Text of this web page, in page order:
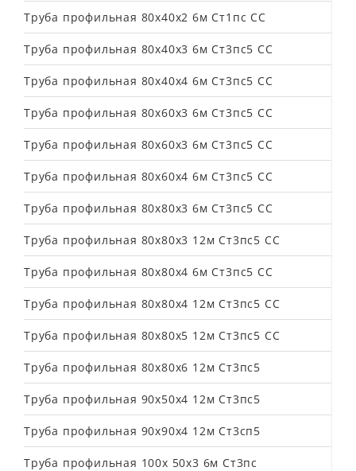
Труба профильная 80х40х2 6м Ст1пс СС
Труба профильная 80х40х3 6м Ст3пс5 СС
Труба профильная 80х40х4 6м Ст3пс5 СС
Труба профильная 80х60х3 6м Ст3пс5 СС
Труба профильная 80х60х3 6м Ст3пс5 СС
Труба профильная 80х60х4 6м Ст3пс5 СС
Труба профильная 80х80х3 6м Ст3пс5 СС
Труба профильная 80х80х3 12м Ст3пс5 СС
Труба профильная 80х80х4 6м Ст3пс5 СС
Труба профильная 80х80х4 12м Ст3пс5 СС
Труба профильная 80х80х5 12м Ст3пс5 СС
Труба профильная 80х80х6 12м Ст3пс5
Труба профильная 90х50х4 12м Ст3пс5
Труба профильная 90х90х4 12м Ст3сп5
Труба профильная 100х 50х3 6м Ст3пс